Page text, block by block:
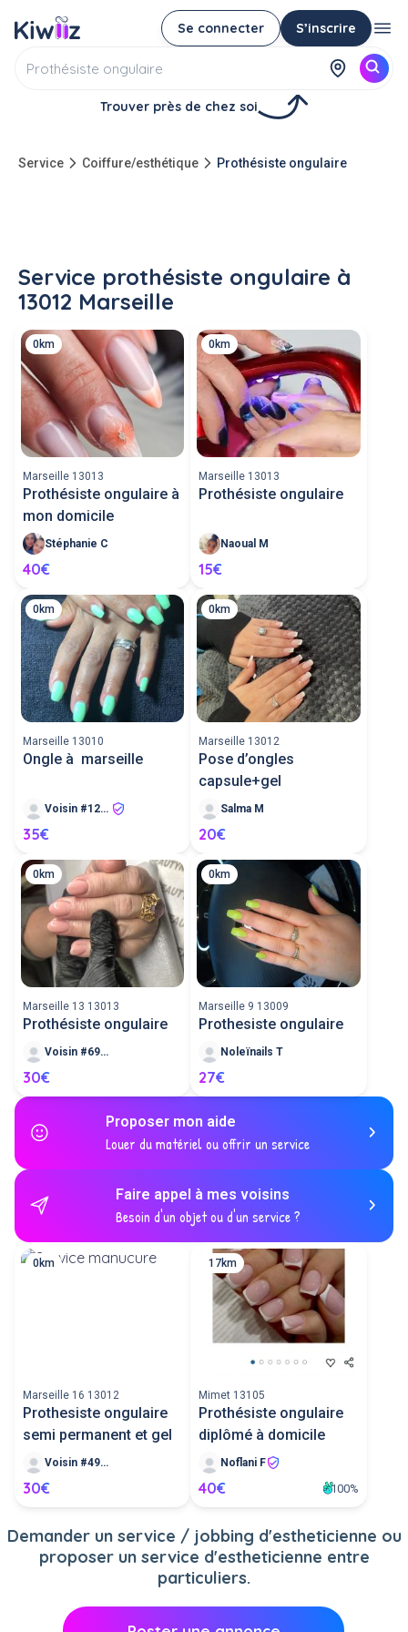
Se connecter S’inscrire
Trouver près de chez soi
Service Coiffure/esthétique Prothésiste ongulaire
Service prothésiste ongulaire à
13012 Marseille
0km
Marseille 13013
Prothésiste ongulaire à
mon domicile
Stéphanie C
40€
0km
Marseille 13013
Prothésiste ongulaire
Naoual M
15€
0km
Marseille 13010
Ongle à marseille
Voisin #128096
35€
0km
Marseille 13012
Pose d’ongles
capsule+gel
Salma M
20€
0km
Marseille 13 13013
Prothésiste ongulaire
Voisin #69795
30€
0km
Marseille 9 13009
Prothesiste ongulaire
Noleïnails T
27€
Proposer mon aide
Louer du matériel ou offrir un service
Faire appel à mes voisins
Besoin d'un objet ou d'un service ?
0km
Marseille 16 13012
Prothesiste ongulaire
semi permanent et gel
Voisin #49125
30€
17km
Mimet 13105
Prothésiste ongulaire
diplômé à domicile
Noflani F
40€ 100%
Demander un service / jobbing d'estheticienne ou
proposer un service d'estheticienne entre
particuliers.